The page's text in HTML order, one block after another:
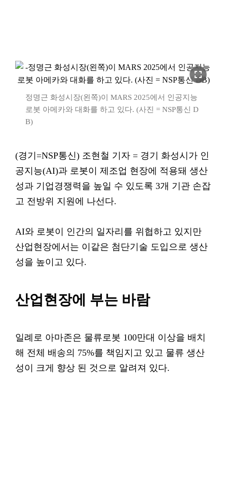
fullscreen
정명근 화성시장(왼쪽)이 MARS 2025에서 인공지능
로봇 아메카와 대화를 하고 있다. (사진 = NSP통신 D
B)
(경기=NSP통신) 조현철 기자 = 경기 화성시가 인
공지능(AI)과 로봇이 제조업 현장에 적용돼 생산
성과 기업경쟁력을 높일 수 있도록 3개 기관 손잡
고 전방위 지원에 나선다.
AI와 로봇이 인간의 일자리를 위협하고 있지만
산업현장에서는 이같은 첨단기술 도입으로 생산
성을 높이고 있다.
산업현장에 부는 바람
일례로 아마존은 물류로봇 100만대 이상을 배치
해 전체 배송의 75%를 책임지고 있고 물류 생산
성이 크게 향상 된 것으로 알려져 있다.